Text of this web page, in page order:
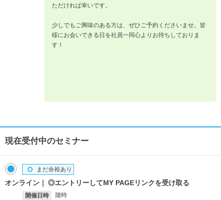
ただければ幸いです。
少しでもご興味のある方は、ぜひご予約くださいませ。皆
様にお会いできる日を社員一同心よりお待ちしておりま
す！
現在受付中のセミナー
オンライン ◎エントリーしてMY PAGEリンクを受け取る
開催日時
随時
まだ余裕あり